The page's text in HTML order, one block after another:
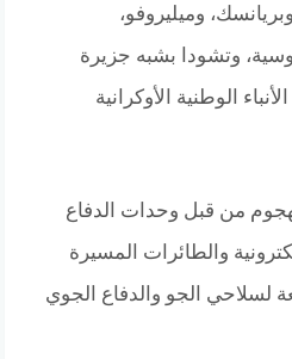
وميليروفو،
وتشودا بشبه جزيرة
الوطنية الأوكرانية
من قبل وحدات الدفاع
والطائرات المسيرة
لسلاحي الجو والدفاع الجوي